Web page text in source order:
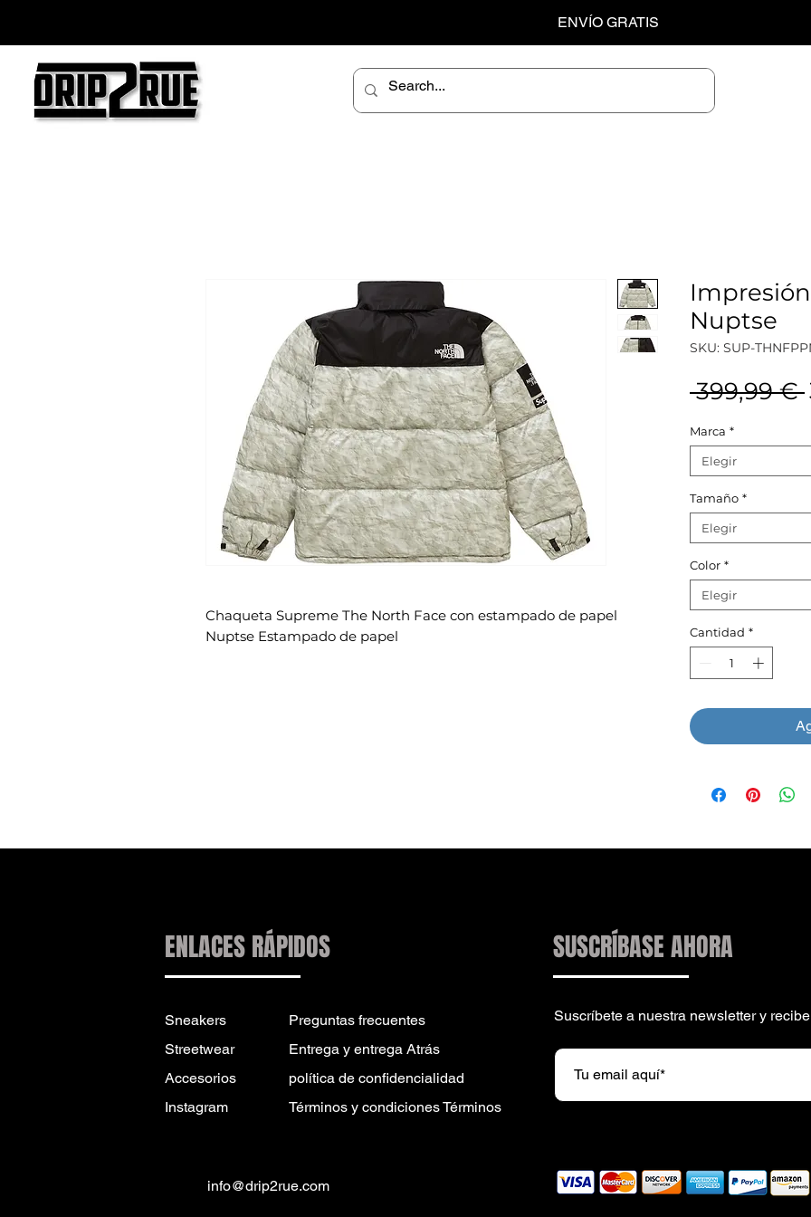
ENVÍO GRATIS
Chaqueta Supreme The North Face con estampado de papel
Nuptse Estampado de papel
Nuptse
SKU: SUP-
399,99 €
Marca *
Elegir
Tamaño *
Elegir
Color *
Elegir
Cantidad *
ENLACES RÁPIDOS
Sneakers
Streetwear
Accesorios
Instagram
Preguntas frecuentes
Entrega y entrega Atrás
política de confidencialidad
Términos y condiciones Términos
info@drip2rue.com
SUSCRÍBASE AHORA
Suscríbete a nuestra newsletter y